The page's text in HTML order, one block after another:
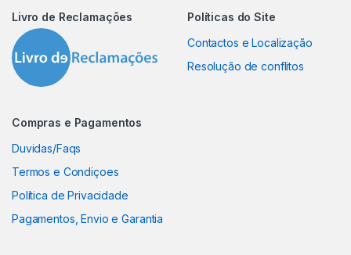
Livro de Reclamações
Políticas do Site
Contactos e Localização
Resolução de conflitos
Compras e Pagamentos
Duvidas/Faqs
Termos e Condiçoes
Política de Privacidade
Pagamentos, Envio e Garantia